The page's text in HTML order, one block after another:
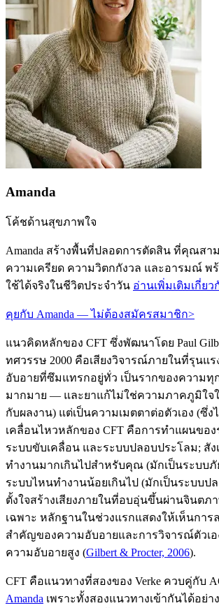
Amanda
โค้ชด้านสุขภาพใจ
Amanda สร้างพื้นที่ปลอดการตัดสิน ที่คุณสา
ความเครียด ความวิตกกังวล และอารมณ์
ใช้ได้จริงในชีวิตประจำวัน อ่านเพิ่มเติมเกี่ยว
คุยกับ Amanda — ไม่ต้องสมัครสมาชิก>
แนวคิดหลักของ CFT ซึ่งพัฒนาโดย Paul
ทศวรรษ 2000 คือเสียงวิจารณ์ภายในที่รุนแ
อับอายที่ซึมแทรกอยู่ทั่ว เป็นรากของความ
มากมาย — และยาแก้ไม่ใช่ความภาคภูมิใจ
กับผลงาน) แต่เป็นความเมตตาต่อตัวเอง (ซึ่ง
เคลื่อนไหวหลักของ CFT คือการทำแผนขอ
ระบบขับเคลื่อน และระบบปลอบประโลม; สัง
ทำงานมากเกินไปสำหรับคุณ (มักเป็นระบบ
ระบบไหนทำงานน้อยเกินไป (มักเป็นระบบป
ตั้งใจสร้างเสียงภายในที่อบอุ่นขึ้นผ่านจินตภ
เฉพาะ หลักฐานในช่วงแรกแสดงให้เห็นการ
สำคัญของความอับอายและการวิจารณ์ตัวเ
ความอับอายสูง (Gilbert & Procter, 2006).
CFT คือแนวทางที่สองของ Verke ควบคู่กับ
Amanda เพราะทั้งสองแนวทางเข้ากันได้อย่า